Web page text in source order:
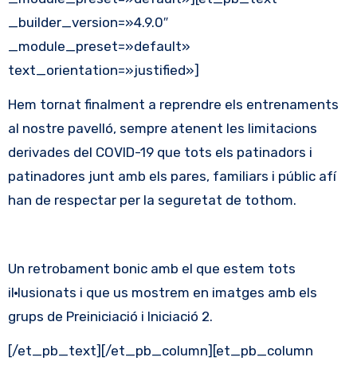
_builder_version=»4.9.0″
_module_preset=»default»
text_orientation=»justified»]
Hem tornat finalment a reprendre els entrenaments
al nostre pavelló, sempre atenent les limitacions
derivades del COVID-19 que tots els patinadors i
patinadores junt amb els pares, familiars i públic afí
han de respectar per la seguretat de tothom.
Un retrobament bonic amb el que estem tots
il·lusionats i que us mostrem en imatges amb els
grups de Preiniciació i Iniciació 2.
[/et_pb_text][/et_pb_column][et_pb_column